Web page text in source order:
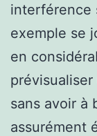
interférence
exemple se
en
sans avoir à
assurément